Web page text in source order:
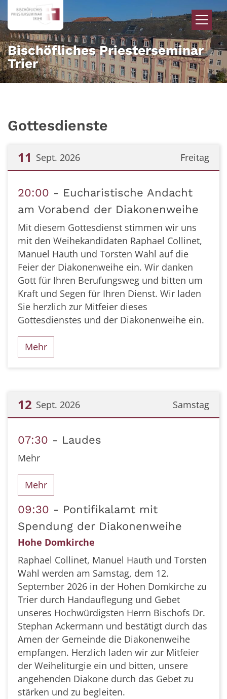
Zum Inhalt springen
Bischöfliches Priesterseminar
Trier
Gottesdienste
Freitag
11 Sept. 2026
20:00
Eucharistische Andacht
am Vorabend der Diakonenweihe
Mit diesem Gottesdienst stimmen wir uns
mit den Weihekandidaten Raphael Collinet,
Manuel Hauth und Torsten Wahl auf die
Feier der Diakonenweihe ein. Wir danken
Gott für Ihren Berufungsweg und bitten um
Kraft und Segen für Ihren Dienst. Wir laden
Sie herzlich zur Mitfeier dieses
Gottesdienstes und der Diakonenweihe ein.
Mehr
Samstag
12 Sept. 2026
07:30 Laudes
Mehr
Mehr
09:30
Pontifikalamt mit
Spendung der Diakonenweihe
Hohe Domkirche
Raphael Collinet, Manuel Hauth und Torsten
Wahl werden am Samstag, dem 12.
September 2026 in der Hohen Domkirche zu
Trier durch Handauflegung und Gebet
unseres Hochwürdigsten Herrn Bischofs Dr.
Stephan Ackermann und bestätigt durch das
Amen der Gemeinde die Diakonenweihe
empfangen. Herzlich laden wir zur Mitfeier
der Weiheliturgie ein und bitten, unsere
angehenden Diakone durch das Gebet zu
stärken und zu begleiten.